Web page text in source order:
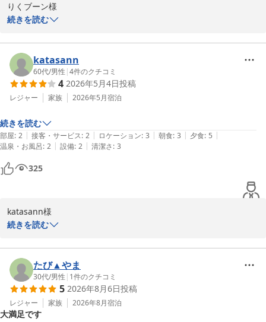
「またいきたいと思います」という大変温かいお言葉をいただき、
感謝の気持ちでいっぱいです。これからも心地よいおもてなしと安
めこ様のまたのお越しを、スタッフ一同心よりお待ちしておりま
す。
奥城崎シーサイドホテル
おもてなし実行委員会 岩井幸代
誕生の宿 奥城崎シーサイドホテル
2026-07-22
りくブーン様
うございます。
景色やお食事、そして私どもスタッフの対応を高く評価してくださ
り、スタッフ一同大変喜んでおります。地元の味覚を詰め込んだお
料理を、ボリュームも含めてご満足いただけて何よりでございま
しかしながら、明け方の音の件ではご安眠を妨げてしまい、大変心
苦しく感じております。廊下の音につきましては、お客様にいつで
も心地よくお過ごしいただけるよう、速やかに点検いたします。
嬉しいお言葉と貴重なご指摘に、心より感謝申し上げます。より一
層素晴らしいひとときをお届けできるよう、これからもおもてなし
の向上に努めてまいります。
美味しい味覚がお楽しみいただけます。
季節を変えてりくブーン様にまたお会いできる日を、スタッフ一同
楽しみにお待ちしております。
続きを読む
katasann
60代/男性 |4件のクチコミ
4 2026年5月4日投稿
レジャー 家族 2026年5月宿泊
続きを読む
部屋: 2 | 接客・サービス: 2 | ロケーション: 3 | 朝食: 3 | 夕食: 5 |
温泉・お風呂: 2 | 設備: 2 | 清潔さ: 3
325
katasann様
うございました。
また、お写真や動画までお寄せいただきましたこと、重ねて御礼申
し上げます。
いただいたクチコミは、スタッフ一同大変励みになります。
これからも皆様にご満足いただけるよう、サービスの向上に努めて
続きを読む
たび▲やま
30代/男性 | 1件のクチコミ
5 2026年8月6日投稿
レジャー 家族 2026年8月宿泊
大満足です